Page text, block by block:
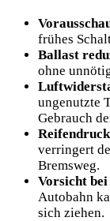
frühes
Ballast
ohne
ungenutzte
Gebrauch
verringert
Bremsweg.
Vorsicht
Autobahn
sich ziehen.